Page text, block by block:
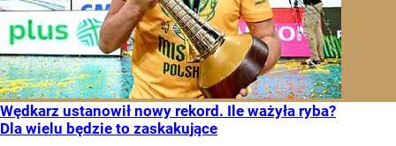
Wędkarz ustanowił nowy rekord. Ile ważyła ryba?
Dla wielu będzie to zaskakujące